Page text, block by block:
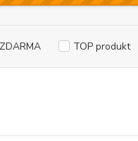
TOP produkt